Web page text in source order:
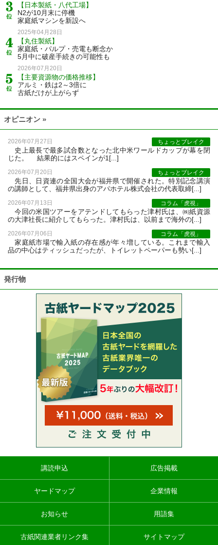
【日本製紙・八代工場】
N2が10月末に停機
家庭紙マシンを新設へ
2025年04月28日
【丸住製紙】
家庭紙・パルプ・売電も断念か
5月中に破産手続きの可能性も
2026年07月20日
【主要資源物の価格推移】
アルミ・鉄は2～3倍に
古紙だけが上がらず
オピニオン »
2026年07月27日 ちょっとブレイク
史上最長で最多試合数となった北中米ワールドカップが幕を閉
じた。 結果的にはスペインが1[...]
2026年07月20日 ちょっとブレイク
先日、日資連の全国大会が福井県で開催された。特別記念講演
の講師として、福井県出身のアパホテル株式会社の代表取締[...]
2026年07月13日 コラム「虎視」
今回の米国ツアーをアテンドしてもらった津村氏は、㈱紙資源
の大津社長に紹介してもらった。津村氏は、以前まで海外の[...]
2026年07月06日 コラム「虎視」
家庭紙市場で輸入紙の存在感が年々増している。これまで輸入
品の中心はティッシュだったが、トイレットペーパーも勢い[...]
発行物
講読申込 広告掲載
ヤードマップ 企業情報
お知らせ 用語集
古紙関連業者リンク集 サイトマップ